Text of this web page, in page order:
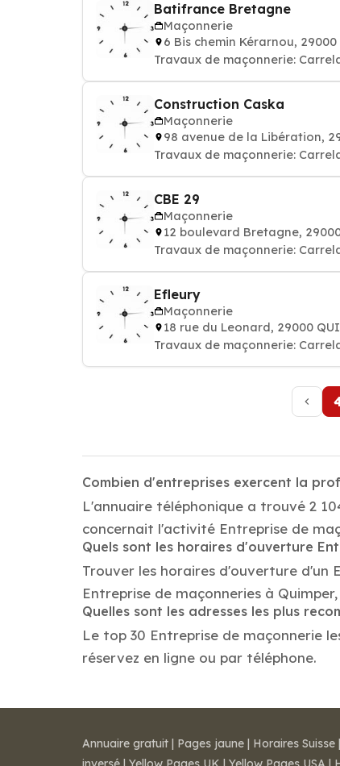
Batifrance Bretagne
Maçonnerie
6 Bis chemin Kérarnou, 29000
Travaux de maçonnerie:
Construction Caska
Maçonnerie
98 avenue de la Libération,
Travaux de maçonnerie:
CBE 29
Maçonnerie
12 boulevard Bretagne,
Travaux de maçonnerie:
Efleury
Maçonnerie
18 rue du Leonard, 29000
Travaux de maçonnerie:
Combien d'entreprises exercent la
L'annuaire téléphonique a trouvé 2
concernait l'activité Entreprise de
Quels sont les horaires d'ouverture
Trouver les horaires d'ouverture d'un
Entreprise de maçonneries à
Quelles sont les adresses les plus
Le top 30 Entreprise de maçonnerie
réservez en ligne ou par téléphone.
Annuaire gratuit | Pages jaune | Horaires Suisse |